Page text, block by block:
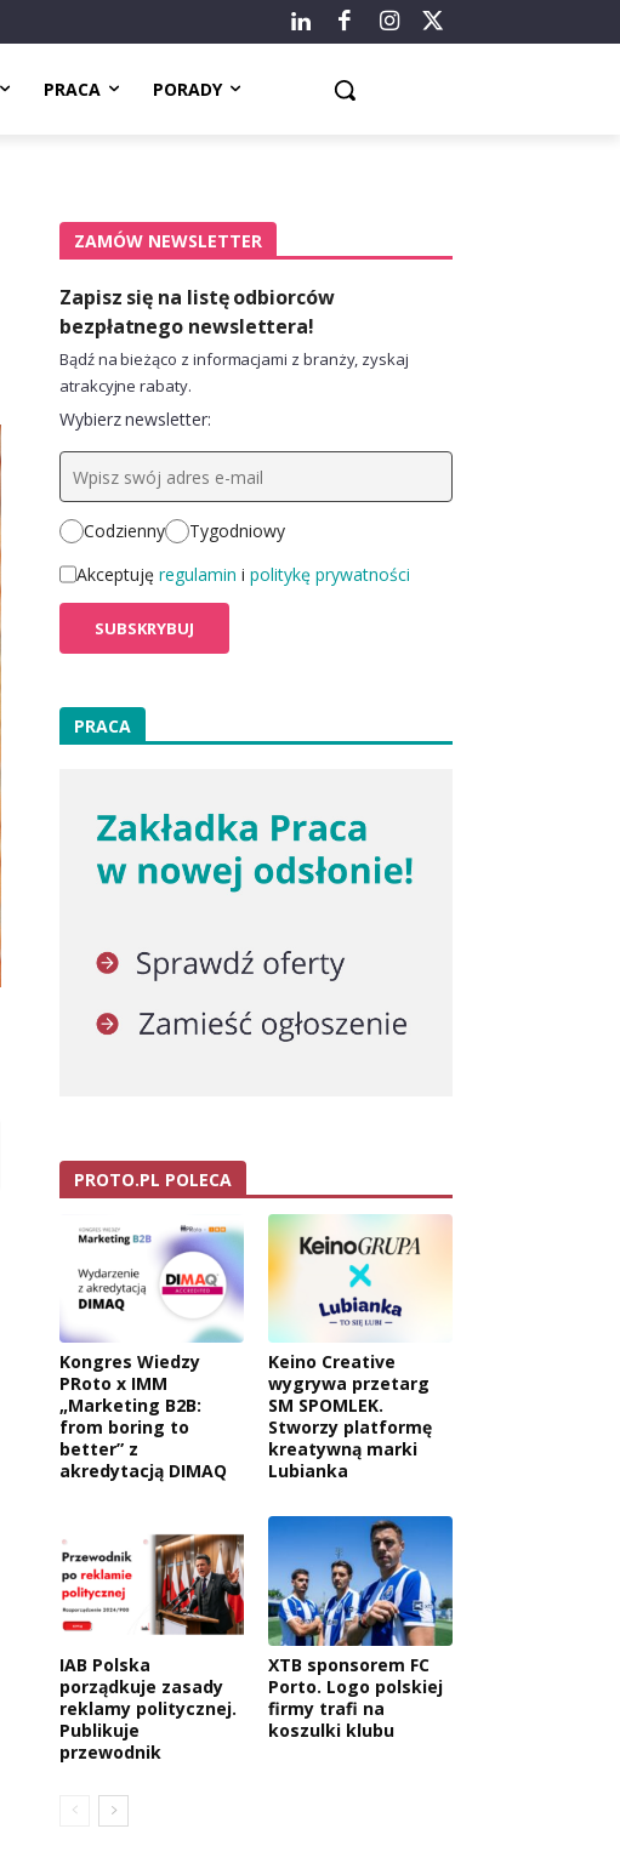
PRACA PORADY
ZAMÓW NEWSLETTER
Zapisz się na listę odbiorców
bezpłatnego newslettera!
Bądź na bieżąco z informacjami z branży, zyskaj
atrakcyjne rabaty.
Wybierz newsletter:
Codzienny
Tygodniowy
Akceptuję regulamin i politykę prywatności
PRACA
PROTO.PL POLECA
Kongres Wiedzy
PRoto x IMM
„Marketing B2B:
from boring to
better” z
akredytacją DIMAQ
Keino Creative
wygrywa przetarg
SM SPOMLEK.
Stworzy platformę
kreatywną marki
Lubianka
IAB Polska
porządkuje zasady
reklamy politycznej.
Publikuje
przewodnik
XTB sponsorem FC
Porto. Logo polskiej
firmy trafi na
koszulki klubu